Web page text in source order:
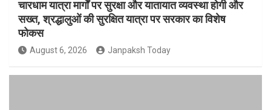
चारधाम यात्रा मार्गों पर सुरक्षा और यातायात व्यवस्था होगी और
सख्त, श्रद्धालुओं की सुरक्षित यात्रा पर सरकार का विशेष
फोकस
August 6, 2026 Janpaksh Today